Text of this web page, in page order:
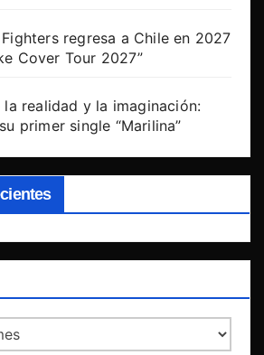
regresa a Chile en 2027
Cover Tour 2027”
realidad y la imaginación:
primer single “Marilina”